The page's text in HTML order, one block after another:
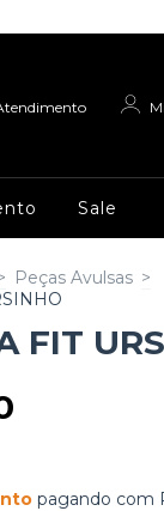
Sale
Peças Avulsas >
FIT
pagando com